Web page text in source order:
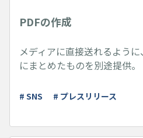
PDFの作成
メディアに直接送れるよう
にまとめたものを別途提供。
# SNS # プレスリリース